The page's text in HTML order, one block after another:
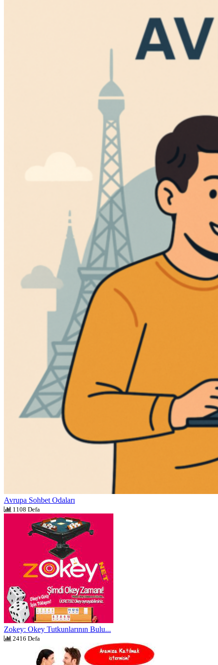
Avrupa Sohbet Odaları
1108 Defa
Zokey: Okey Tutkunlarının Bulu...
2416 Defa